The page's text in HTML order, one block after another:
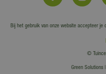
Bij het gebruik van onze website accepteer je
©
Green Solutions